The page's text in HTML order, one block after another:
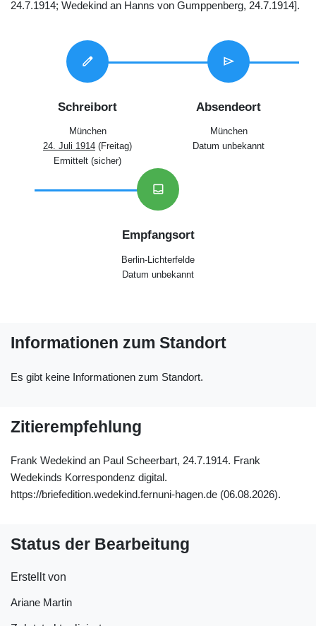
24.7.1914; Wedekind an Hanns von Gumppenberg, 24.7.1914].
edit
Schreibort
München
24. Juli 1914 (Freitag)
Ermittelt (sicher)
send
Absendeort
München
Datum unbekannt
inbox
Empfangsort
Berlin-Lichterfelde
Datum unbekannt
Informationen zum Standort
Es gibt keine Informationen zum Standort.
Zitierempfehlung
Frank Wedekind an Paul Scheerbart, 24.7.1914. Frank
Wedekinds Korrespondenz digital.
https://briefedition.wedekind.fernuni-hagen.de (06.08.2026).
Status der Bearbeitung
Erstellt von
Ariane Martin